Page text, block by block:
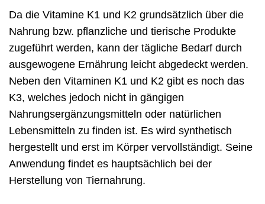
Da die Vitamine K1 und K2 grundsätzlich über die
Nahrung bzw. pflanzliche und tierische Produkte
zugeführt werden, kann der tägliche Bedarf durch
ausgewogene Ernährung leicht abgedeckt werden.
Neben den Vitaminen K1 und K2 gibt es noch das
K3, welches jedoch nicht in gängigen
Nahrungsergänzungsmitteln oder natürlichen
Lebensmitteln zu finden ist. Es wird synthetisch
hergestellt und erst im Körper vervollständigt. Seine
Anwendung findet es hauptsächlich bei der
Herstellung von Tiernahrung.